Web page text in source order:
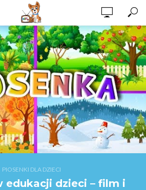
PIOSENKI DLA DZIECI
edukacji dzieci – film i